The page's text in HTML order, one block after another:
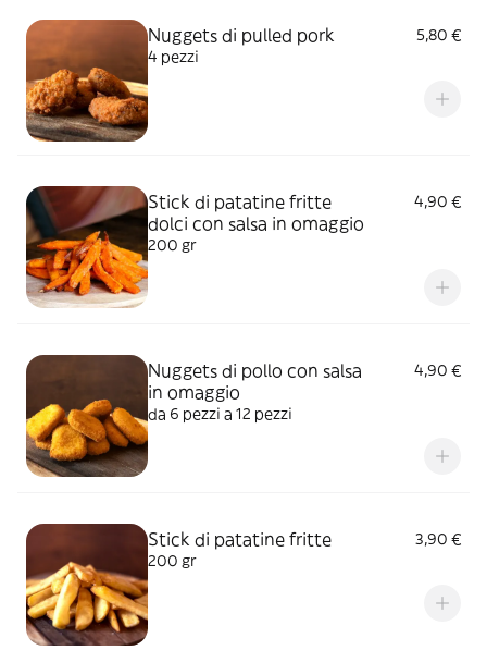
Nuggets di pulled pork
5,80 €
4 pezzi
Stick di patatine fritte
dolci con salsa in omaggio
4,90 €
200 gr
Nuggets di pollo con salsa
in omaggio
4,90 €
da 6 pezzi a 12 pezzi
Stick di patatine fritte
3,90 €
200 gr